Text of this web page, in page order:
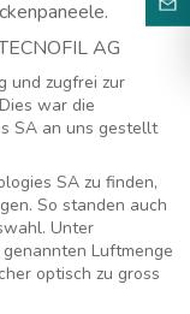
AG
und zugfrei zur
war die
SA an uns gestellt
SA zu finden,
So standen auch
Unter
Luftmenge
optisch zu gross